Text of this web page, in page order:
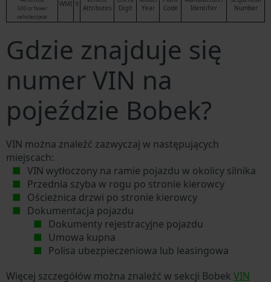
500 or fewer
vehicles/year
WMI 9 Attributes
Digit
Year
Code
Identifier
Number
Gdzie znajduje się
numer VIN na
pojeździe Bobek?
VIN można znaleźć zazwyczaj w następujących
miejscach:
VIN wytłoczony na ramie pojazdu w okolicy silnika
Przednia szyba w rogu po stronie kierowcy
Ościeżnica drzwi po stronie kierowcy
Dokumentacja pojazdu
Dokumenty rejestracyjne pojazdu
Umowa kupna
Polisa ubezpieczeniowa lub leasingowa
Więcej szczegółów można znaleźć w sekcji Bobek VIN